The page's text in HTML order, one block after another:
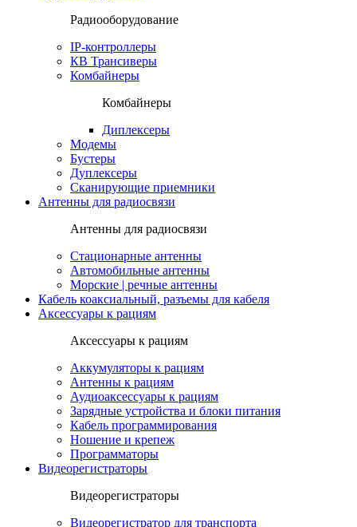
Радиооборудование
IP-контроллеры
КВ Трансиверы
Комбайнеры
Комбайнеры
Диплексеры
Модемы
Бустеры
Дуплексеры
Сканирующие приемники
Антенны для радиосвязи
Антенны для радиосвязи
Стационарные антенны
Автомобильные антенны
Морские | речные антенны
Кабель коаксиальный, разъемы для кабеля
Аксессуары к рациям
Аксессуары к рациям
Аккумуляторы к рациям
Антенны к рациям
Аудиоаксессуары к рациям
Зарядные устройства и блоки питания
Кабель программирования
Ношение и крепеж
Программаторы
Видеорегистраторы
Видеорегистраторы
Видеорегистратор для транспорта